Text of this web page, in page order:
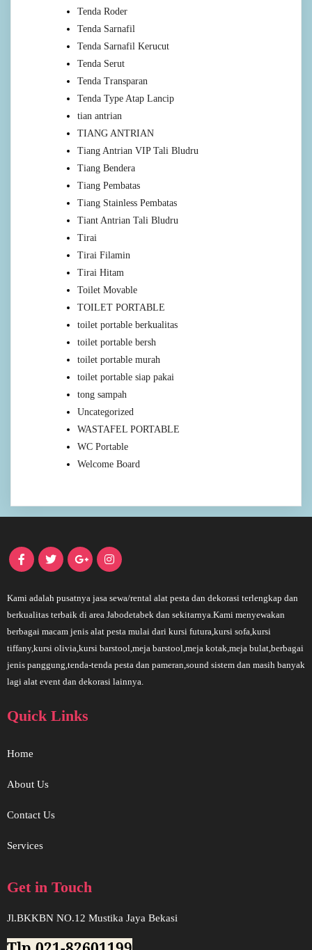
Tenda Roder
Tenda Sarnafil
Tenda Sarnafil Kerucut
Tenda Serut
Tenda Transparan
Tenda Type Atap Lancip
tian antrian
TIANG ANTRIAN
Tiang Antrian VIP Tali Bludru
Tiang Bendera
Tiang Pembatas
Tiang Stainless Pembatas
Tiant Antrian Tali Bludru
Tirai
Tirai Filamin
Tirai Hitam
Toilet Movable
TOILET PORTABLE
toilet portable berkualitas
toilet portable bersh
toilet portable murah
toilet portable siap pakai
tong sampah
Uncategorized
WASTAFEL PORTABLE
WC Portable
Welcome Board
Kami adalah pusatnya jasa sewa/rental alat pesta dan dekorasi terlengkap dan
berkualitas terbaik di area Jabodetabek dan sekitarnya.Kami menyewakan
berbagai macam jenis alat pesta mulai dari kursi futura,kursi sofa,kursi
tiffany,kursi olivia,kursi barstool,meja barstool,meja kotak,meja bulat,berbagai
jenis panggung,tenda-tenda pesta dan pameran,sound sistem dan masih banyak
lagi alat event dan dekorasi lainnya.
Quick Links
Home
About Us
Contact Us
Services
Get in Touch
Jl.BKKBN NO.12 Mustika Jaya Bekasi